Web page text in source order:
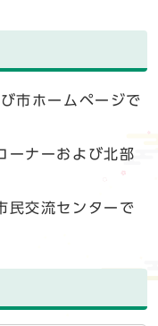
市ホームページで
ーナーおよび北部
民交流センターで